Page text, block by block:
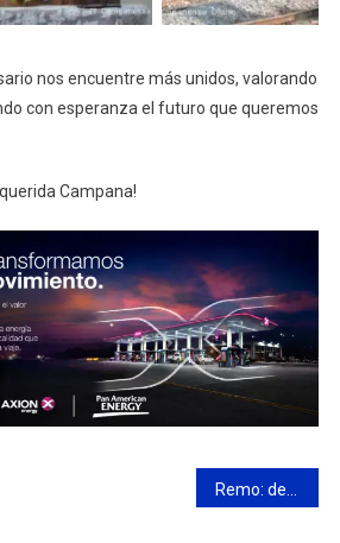
nos encuentre más unidos, valorando
con esperanza el futuro que queremos
Campana!